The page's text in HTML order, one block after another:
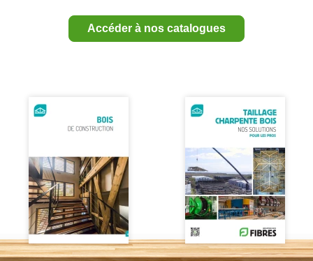
Accéder à nos catalogues